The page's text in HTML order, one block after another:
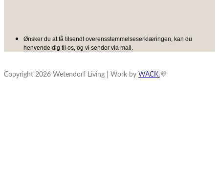
Ønsker du at få tilsendt overensstemmelseserklæringen, kan du
henvende dig til os, og vi sender via mail.
Copyright 2026 Wetendorf Living | Work by WACK.💜